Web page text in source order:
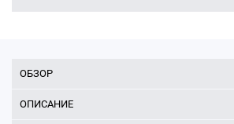
ОБЗОР
ОПИСАНИЕ